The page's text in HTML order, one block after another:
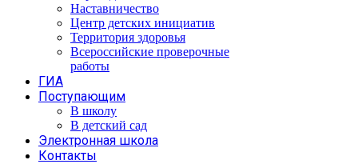
Наставничество
Центр детских инициатив
Территория здоровья
Всероссийские проверочные
работы
ГИА
Поступающим
В школу
В детский сад
Электронная школа
Контакты